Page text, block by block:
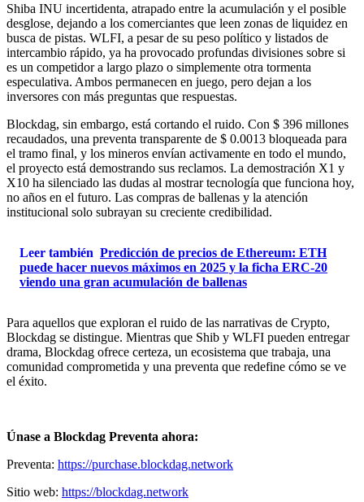
Shiba INU incertidenta, atrapado entre la acumulación y el posible
desglose, dejando a los comerciantes que leen zonas de liquidez en
busca de pistas. WLFI, a pesar de su peso político y listados de
intercambio rápido, ya ha provocado profundas divisiones sobre si
es un competidor a largo plazo o simplemente otra tormenta
especulativa. Ambos permanecen en juego, pero dejan a los
inversores con más preguntas que respuestas.
Blockdag, sin embargo, está cortando el ruido. Con $ 396 millones
recaudados, una preventa transparente de $ 0.0013 bloqueada para
el tramo final, y los mineros envían activamente en todo el mundo,
el proyecto está demostrando sus reclamos. La demostración X1 y
X10 ha silenciado las dudas al mostrar tecnología que funciona hoy,
no años en el futuro. Las compras de ballenas y la atención
institucional solo subrayan su creciente credibilidad.
Leer también Predicción de precios de Ethereum: ETH
puede hacer nuevos máximos en 2025 y la ficha ERC-20
viendo una gran acumulación de ballenas
Para aquellos que exploran el ruido de las narrativas de Crypto,
Blockdag se distingue. Mientras que Shib y WLFI pueden entregar
drama, Blockdag ofrece certeza, un ecosistema que trabaja, una
comunidad comprometida y una preventa que redefine cómo se ve
el éxito.
Únase a Blockdag Preventa ahora:
Preventa: https://purchase.blockdag.network
Sitio web: https://blockdag.network